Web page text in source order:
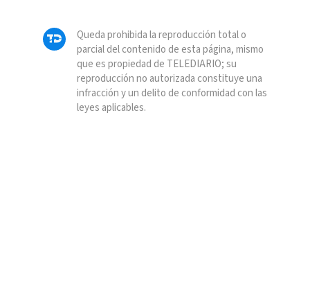
Queda prohibida la reproducción total o
parcial del contenido de esta página, mismo
que es propiedad de TELEDIARIO; su
reproducción no autorizada constituye una
infracción y un delito de conformidad con las
leyes aplicables.